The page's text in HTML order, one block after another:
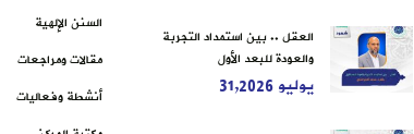
العقل .. بين استمداد التجربة
والعودة للبعد الأول
يوليو 31,2026
السنن الإلهية
مقالات ومراجعات
أنشطة وفعاليات